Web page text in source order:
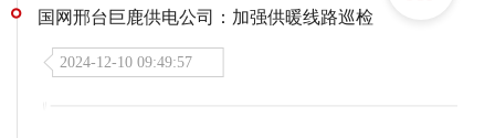
国网邢台巨鹿供电公司：加强供暖线路巡检
2024-12-10 09:49:57